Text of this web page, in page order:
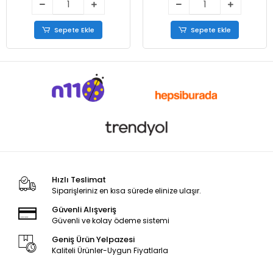
Sepete Ekle Sepete Ekle
Hızlı Teslimat
Siparişleriniz en kısa sürede elinize ulaşır.
Güvenli Alışveriş
Güvenli ve kolay ödeme sistemi
Geniş Ürün Yelpazesi
Kaliteli Ürünler-Uygun Fiyatlarla